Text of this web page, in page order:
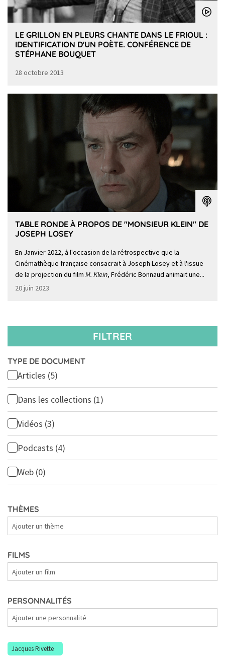
LE GRILLON EN PLEURS CHANTE DANS LE FRIOUL :
IDENTIFICATION D'UN POÈTE. CONFÉRENCE DE
STÉPHANE BOUQUET
28 octobre 2013
TABLE RONDE À PROPOS DE "MONSIEUR KLEIN" DE
JOSEPH LOSEY
En Janvier 2022, à l'occasion de la rétrospective que la
Cinémathèque française consacrait à Joseph Losey et à l'issue
de la projection du film M. Klein, Frédéric Bonnaud animait une...
20 juin 2023
FILTRER
TYPE DE DOCUMENT
Articles (5)
Dans les collections (1)
Vidéos (3)
Podcasts (4)
Web (0)
THÈMES
FILMS
PERSONNALITÉS
Jacques Rivette